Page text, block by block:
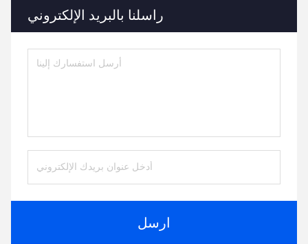
راسلنا بالبريد الإلكتروني
ارسل